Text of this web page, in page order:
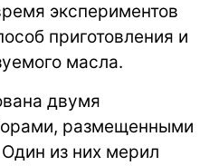
экспериментов
приготовления и
масла.
двумя
размещенными
из них мерил